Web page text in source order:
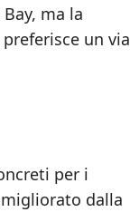
ma la
un
per i
dalla